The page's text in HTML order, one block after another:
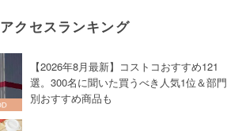
アクセスランキング
【2026年8月最新】コストコおすすめ121
選。300名に聞いた買うべき人気1位＆部門
別おすすめ商品も